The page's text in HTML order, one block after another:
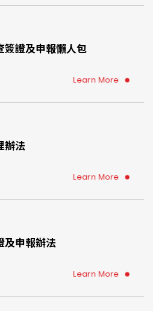
簽證及申報懶人包
Learn More
辦法
Learn More
及申報辦法
Learn More